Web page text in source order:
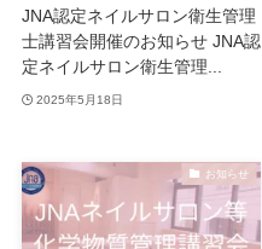
JNA認定ネイルサロン衛生管理
士講習会開催のお知らせ JNA認
定ネイルサロン衛生管理...
2025年5月18日
お知らせ